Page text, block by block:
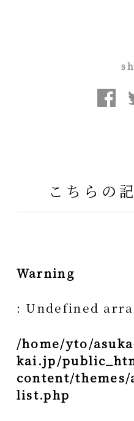
こちらの
Warning
: Undefined
/home/yto/
kai.jp/
content/
list.php